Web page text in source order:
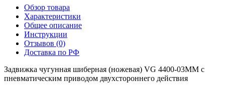
Обзор товара
Характеристики
Общее описание
Инструкции
Отзывов (0)
Доставка по РФ
Задвижка чугунная шиберная (ножевая) VG 4400-03MM с
пневматическим приводом двухстороннего действия